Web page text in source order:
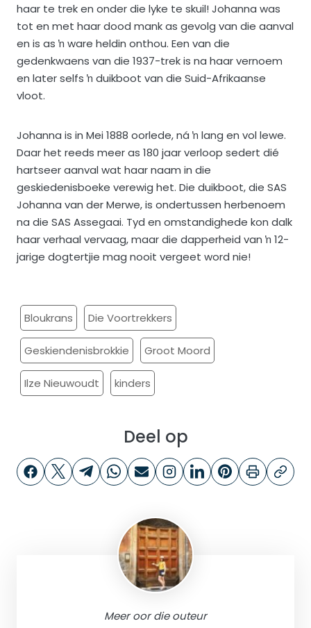
haar te trek en onder die lyke te skuil! Johanna was
tot en met haar dood mank as gevolg van die aanval
en is as ŉ ware heldin onthou. Een van die
gedenkwaens van die 1937-trek is na haar vernoem
en later selfs ŉ duikboot van die Suid-Afrikaanse
vloot.
Johanna is in Mei 1888 oorlede, ná ŉ lang en vol lewe.
Daar het reeds meer as 180 jaar verloop sedert dié
hartseer aanval wat haar naam in die
geskiedenisboeke verewig het. Die duikboot, die SAS
Johanna van der Merwe, is ondertussen herbenoem
na die SAS Assegaai. Tyd en omstandighede kon dalk
haar verhaal vervaag, maar die dapperheid van ŉ 12-
jarige dogtertjie mag nooit vergeet word nie!
Bloukrans Die Voortrekkers
Geskiendenisbrokkie Groot Moord
Ilze Nieuwoudt kinders
Deel op
Meer oor die outeur